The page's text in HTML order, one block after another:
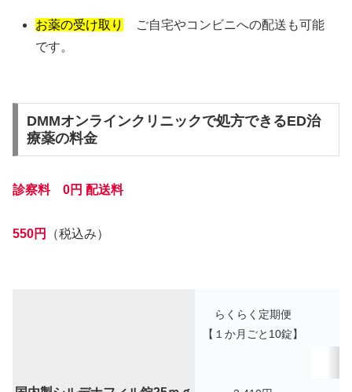
お薬の受け取り
ご自宅やコンビニへの配送も可能
です。
DMMオンラインクリニックで処方できるED治
療薬の料金
診察料 0円 配送料
550円 （税込み）
らくらく定期便
【１か月ごと10錠】